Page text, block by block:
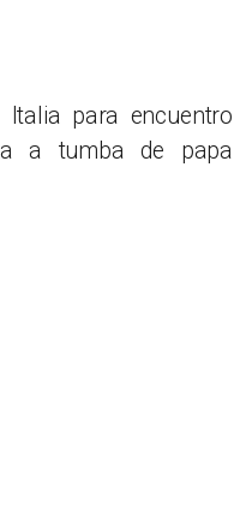
Italia para encuentro
a tumba de papa